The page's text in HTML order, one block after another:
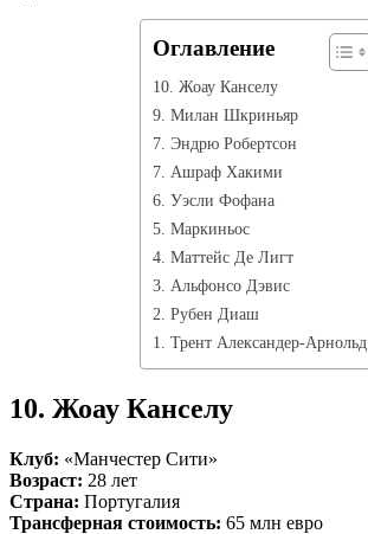
Оглавление
10. Жоау Канселу
9. Милан Шкриньяр
7. Эндрю Робертсон
7. Ашраф Хакими
6. Уэсли Фофана
5. Маркиньос
4. Маттейс Де Лигт
3. Альфонсо Дэвис
2. Рубен Диаш
1. Трент Александер-Арнольд
10. Жоау Канселу
Клуб: «Манчестер Сити»
Возраст: 28 лет
Страна: Португалия
Трансферная стоимость: 65 млн евро